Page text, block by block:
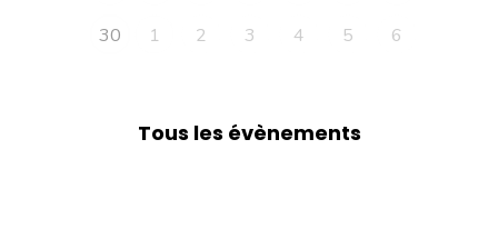
30
1 2 3 4 5 6
Tous les évènements